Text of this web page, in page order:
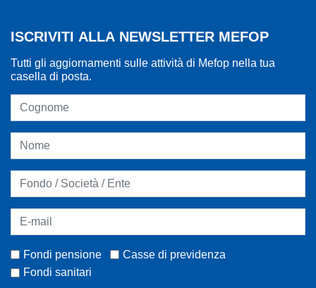
ISCRIVITI ALLA NEWSLETTER MEFOP
Tutti gli aggiornamenti sulle attività di Mefop nella tua
casella di posta.
Fondi pensione
Casse di previdenza
Fondi sanitari